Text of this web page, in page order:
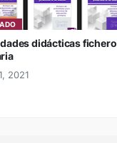
didácticas fichero
2021